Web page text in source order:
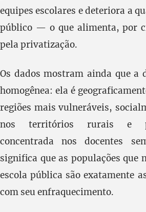
equipes escolares e deteriora a
público — o que alimenta, por
pela privatização.
Os dados mostram ainda que a
homogênea: ela é
regiões mais vulneráveis,
nos territórios rurais e
concentrada nos docentes
significa que as populações que
escola pública são exatamente
com seu enfraquecimento.